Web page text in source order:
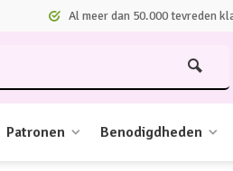
Al meer dan 50.000 tevreden
Patronen Benodigdheden